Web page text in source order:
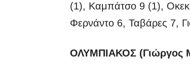
(1), Καμπάτσο 9 (1),
Φερνάντο 6, Ταβάρες 7,
ΟΛΥΜΠΙΑΚΟΣ (Γιώργος